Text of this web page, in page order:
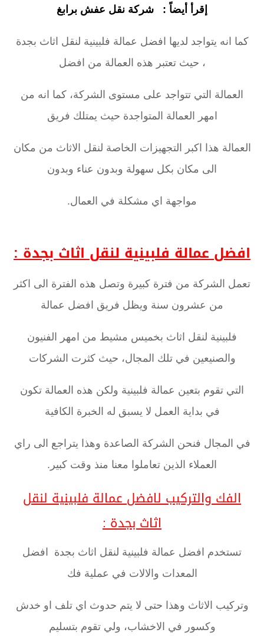
إقرأ أيضاً : شركة نقل عفش برابغ
كما انه يتواجد لديها افضل عمالة فلبينية لنقل اثاث بجدة
، حيث تعتبر هذه العمالة من افضل
العمالة التي تتواجد على مستوى الشركة، كما انه من
امهر العمالة المتواجدة حيث يمتلك فريق
العمالة هذا اكبر التجهيزات الخاصة لنقل الاثاث من مكان
الى مكان بكل سهولة وبدون عناء وبدون
مواجهة اي مشكلة في العمال.
افضل عمالة فلبينية لنقل اثاث بجدة :
تعمل الشركة من فترة كبيرة وتصل هذه الفترة الى اكثر
من عشرون سنة ويظل فريق افضل عمالة
فلبينية لنقل اثاث بخميس مشيط من امهر الفنيون
والصنيعين في تلك المجال، حيث كثرت الشركات
التي تقوم بتعين عمالة فلبينية ولكن هذه العمالة تكون
في بداية العمل لا يسبق له الخبرة الكافية
في المجال فنحن الشركة الصاعدة وهذا يتراجع الى راي
العملاء الذين تعاملوا معنا منذ وقت كبير.
الفك والتركيب لافضل عمالة فلبينية لنقل
اثاث بجدة :
تستخدم افضل عمالة فلبينية لنقل اثاث بجدة افضل
المعدات والالات في عملية فك
وتركيب الاثاث وهذا حتى لا يتم حدوث اي تلف او خدش
وكسور في الاخشاب، ولي تقوم بتسليم